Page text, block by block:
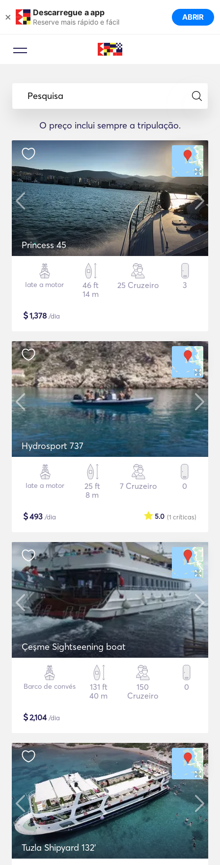
× Descarregue a app
Reserve mais rápido e fácil ABRIR
Pesquisa
O preço inclui sempre a tripulação.
Princess 45
Iate a motor
46 ft
14 m
25 Cruzeiro 3
$1,378 /dia
Hydrosport 737
Iate a motor
25 ft
8 m
7 Cruzeiro 0
$493 /dia (1 críticas)
5.0
Çeşme Sightseening boat
Barco de convés
131 ft
40 m
150
Cruzeiro
0
$2,104/dia
Tuzla Shipyard 132'